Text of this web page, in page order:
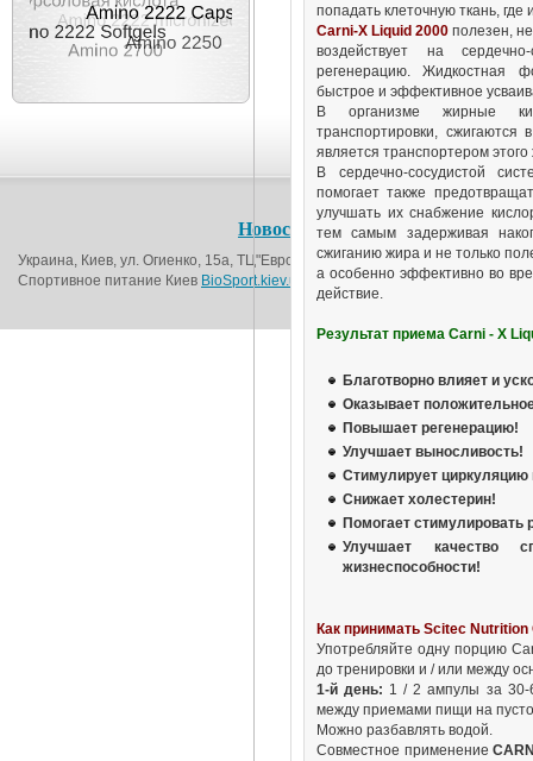
попадать клеточную ткань,
Carni-X Liquid 2000 полезен,
воздействует на
регенерацию. Жидкостная
быстрое и эффективное
В организме жирные
транспортировки,
является транспортером
В сердечно-сосудистой
помогает также
улучшать их снабжение
тем самым задерживая
сжиганию жира и не только
а особенно эффективно во
действие.
Результат приема Carni - X
Благотворно влияет и
Оказывает
Повышает регенерацию!
Улучшает выносливость!
Стимулирует циркуляцию
Снижает холестерин!
Помогает стимулировать
Улучшает качество
жизнеспособности!
Как принимать Scitec
Употребляйте одну порцию
до тренировки и / или между
1-й день: 1 / 2 ампулы за 30-
между приемами пищи на
Можно разбавлять водой.
Совместное применение
Новости О магазине
Украина, Киев, ул. Огиенко, 15а, ТЦ"Европорт", 1-й этаж (возле метро
Спортивное питание Киев BioSport.kiev.ua © 2016